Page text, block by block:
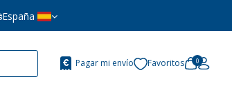
España
Pagar mi envío Favoritos 0